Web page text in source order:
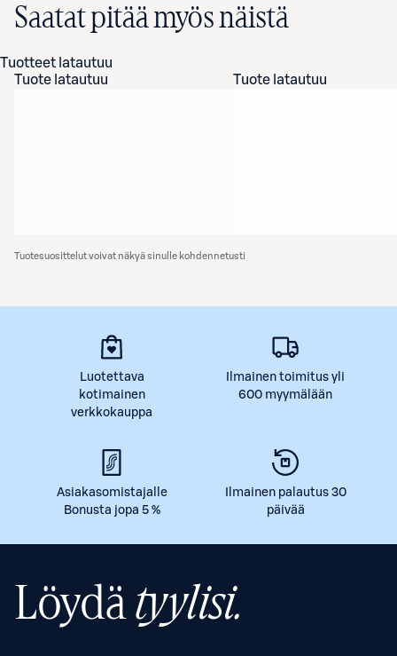
Saatat pitää myös näistä
Tuotteet latautuu
Tuote latautuu
Tuote latautuu
Tuotesuosittelut voivat näkyä sinulle kohdennetusti
Luotettava
kotimainen
verkkokauppa
Ilmainen toimitus yli
600 myymälään
Asiakasomistajalle
Bonusta jopa 5 %
Ilmainen palautus 30
päivää
Löydätyylisi.